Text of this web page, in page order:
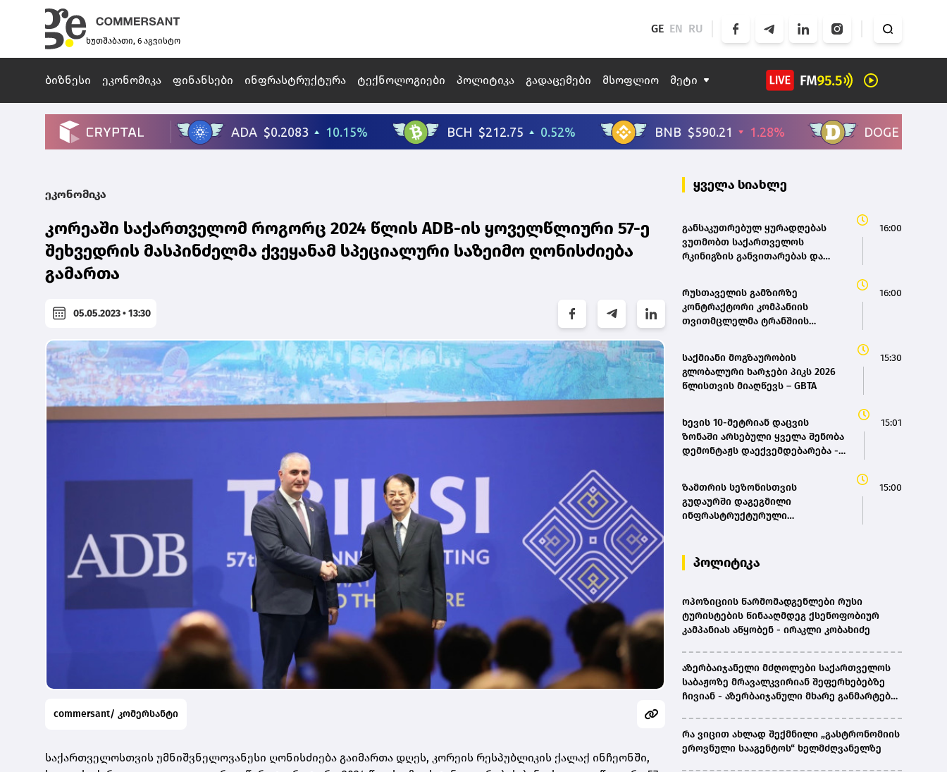
ხუთშაბათი, 6 აგვისტო
GE EN RU
ბიზნესი ეკონომიკა ფინანსები ინფრასტრუქტურა ტექნოლოგიები პოლიტიკა გადაცემები მსოფლიო მეტი
ეკონომიკა
კორეაში საქართველომ როგორც 2024 წლის ADB-ის ყოველწლიური 57-ე
შეხვედრის მასპინძელმა ქვეყანამ სპეციალური საზეიმო ღონისძიება
გამართა
05.05.2023 • 13:30
commersant/ კომერსანტი
საქართველოსთვის უმნიშვნელოვანესი ღონისძიება გაიმართა დღეს, კორეის რესპუბლიკის ქალაქ ინჩეონში,
ყველა სიახლე
განსაკუთრებულ ყურადღებას
ვუთმობთ საქართველოს
რკინიგზის განვითარებას და
რკინიგზის ისტორიული
განვითარების და განახლების
პროგრამა - მარიამ
16:00
რუსთაველის გამზირზე
კონტრაქტორი კომპანიის
თვითმცლელმა ტრანშიის
ტექნიკის მოცურება გამოიწვია,
გადაბრუნდა ავტომანქანა -
თვითმცლელში იმყოფებოდა
16:00
საქმიანი მოგზაურობის
გლობალური ხარჯები პიკს 2026
წლისთვის მიაღწევს – GBTA
15:30
ხევის 10-მეტრიან დაცვის
ზონაში არსებული ყველა შენობა
დემონტაჟს დაექვემდებარება -
15:01
ზამთრის სეზონისთვის
გუდაურში დაგეგმილი
ინფრასტრუქტურული
პოტენციალის გაზრდას – ლევან
დარსალია
15:00
პოლიტიკა
ოპოზიციის წარმომადგენლები რუსი
ტურისტების წინააღმდეგ ქსენოფობიურ
კამპანიას აწყობენ - ირაკლი კობახიძე
აზერბაიჯანელი მძღოლები საქართველოს
საბაჟოზე მრავალკვირიან შეფერხებებზე
ჩივიან - აზერბაიჯანული მხარე განმარტებას
რა ვიცით ახლად შექმნილი „გასტრონომიის
ეროვნული სააგენტოს“ ხელმძღვანელზე